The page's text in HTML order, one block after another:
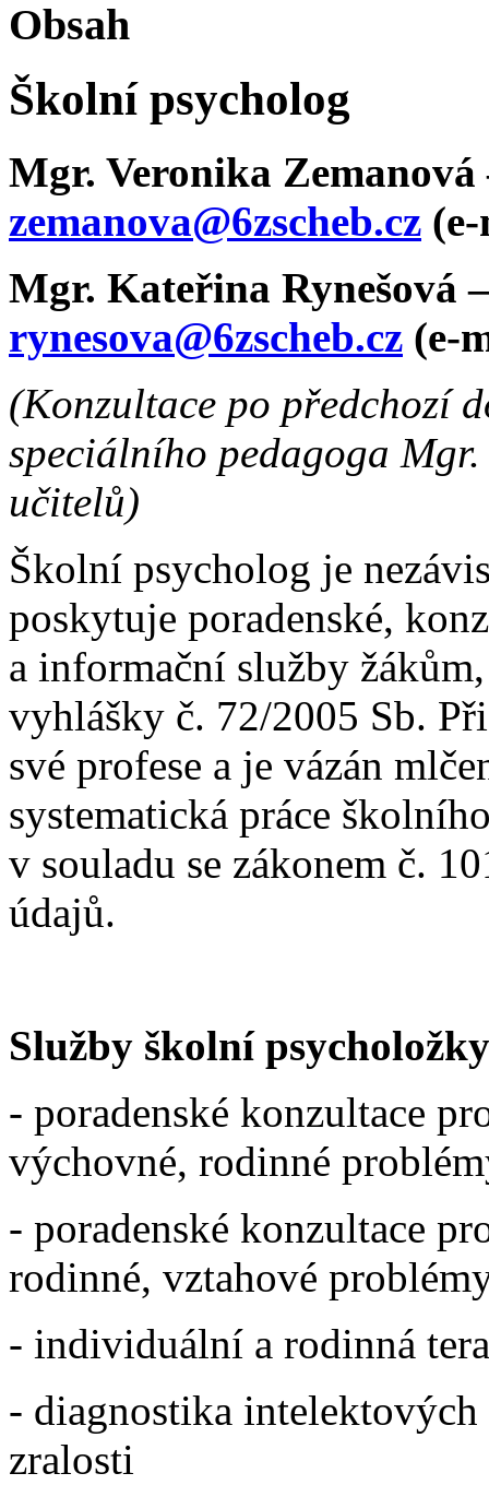
Obsah
Školní psycholog
Mgr. Veronika
zemanova@6zscheb.cz
Mgr. Kateřina Rynešová
rynesova@6zscheb.cz (e-
(Konzultace po předchozí
speciálního pedagoga
učitelů)
Školní psycholog je
poskytuje poradenské,
a informační služby
vyhlášky č. 72/2005 Sb.
své profese a je vázán
systematická práce
v souladu se zákonem č.
údajů.
Služby školní
- poradenské konzultace
výchovné, rodinné
- poradenské konzultace
rodinné, vztahové
- individuální a rodinná
- diagnostika
zralosti